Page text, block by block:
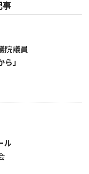
事
院議員
ら」
ル